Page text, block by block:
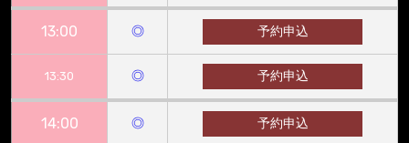
13:00 ◎ 予約申込
13:30 ◎ 予約申込
14:00 ◎ 予約申込